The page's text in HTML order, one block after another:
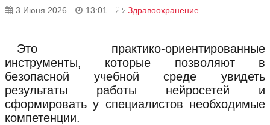
3 Июня 2026 13:01 Здравоохранение
Это практико-ориентированные
инструменты, которые позволяют в
безопасной учебной среде увидеть
результаты работы нейросетей и
сформировать у специалистов необходимые
компетенции.